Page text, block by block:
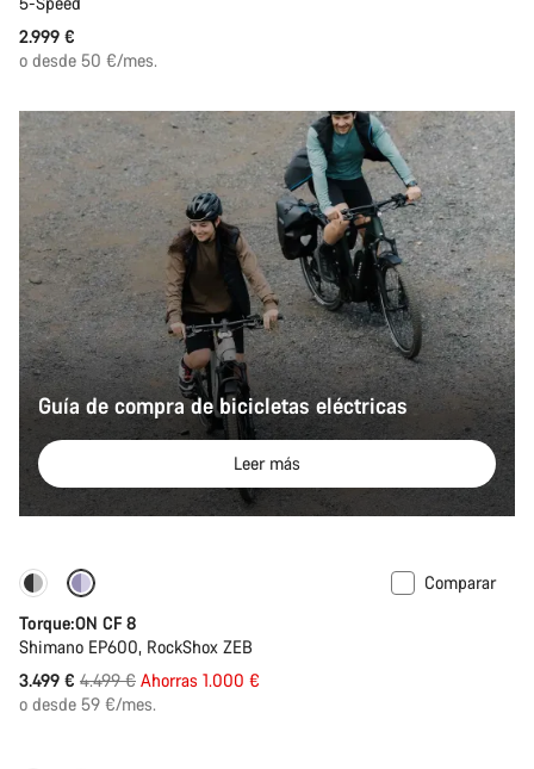
2.999 €
o desde 50 €/mes.
Guía de compra de bicicletas eléctricas
Leer más
-22%
Comparar
Torque:ON CF 8
Shimano EP600, RockShox ZEB
3.499 € Precio
original
4.499 € Ahorras 1.000 €
o desde 59 €/mes.